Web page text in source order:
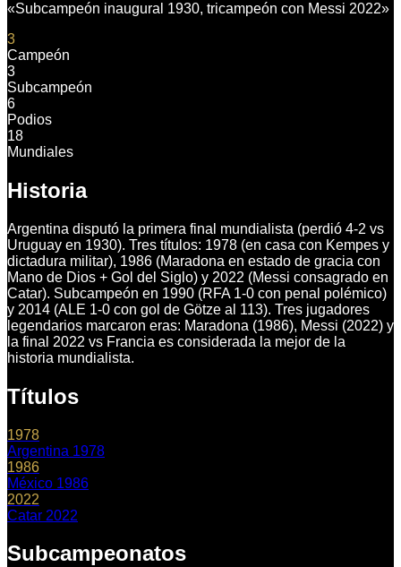
«Subcampeón inaugural 1930, tricampeón con Messi 2022»
3
Campeón
3
Subcampeón
6
Podios
18
Mundiales
Historia
Argentina disputó la primera final mundialista (perdió 4-2 vs
Uruguay en 1930). Tres títulos: 1978 (en casa con Kempes y
dictadura militar), 1986 (Maradona en estado de gracia con
Mano de Dios + Gol del Siglo) y 2022 (Messi consagrado en
Catar). Subcampeón en 1990 (RFA 1-0 con penal polémico)
y 2014 (ALE 1-0 con gol de Götze al 113). Tres jugadores
legendarios marcaron eras: Maradona (1986), Messi (2022) y
la final 2022 vs Francia es considerada la mejor de la
historia mundialista.
Títulos
1978
Argentina 1978
1986
México 1986
2022
Catar 2022
Subcampeonatos